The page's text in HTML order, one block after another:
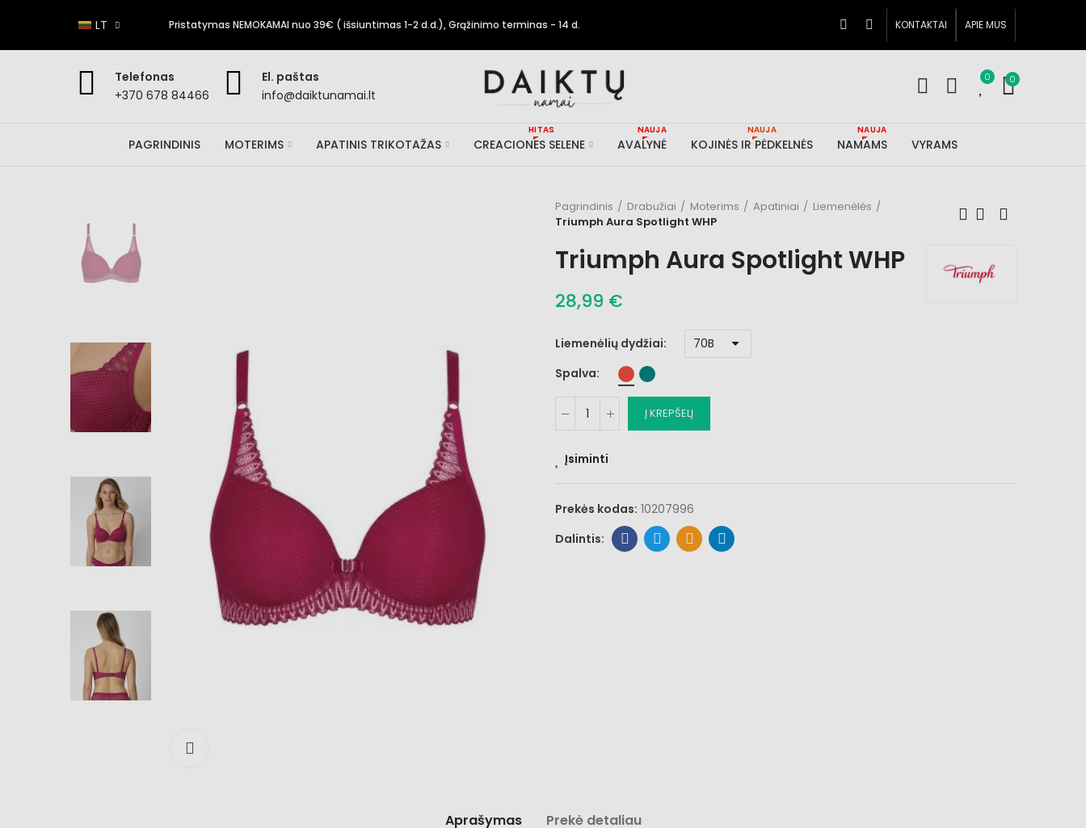
LT Pristatymas NEMOKAMAI nuo 39€ ( išsiuntimas 1-2 d.d.), Grąžinimo terminas - 14 d. KONTAKTAI APIE MUS
Telefonas
+370 678 84466
El. paštas
info@daiktunamai.lt
0 0
PAGRINDINIS MOTERIMS APATINIS TRIKOTAŽAS CREACIONES SELENE
HITAS
AVALYNĖ
NAUJA
KOJINĖS IR PĖDKELNĖS
NAUJA
NAMAMS
NAUJA
VYRAMS
Pagrindinis Drabužiai Moterims Apatiniai
Liemenėlės
Triumph Aura Spotlight WHP
Triumph Aura Spotlight WHP
28,99 €
Liemenėlių dydžiai
Spalva
Į KREPŠELĮ
Įsiminti
Prekės kodas: 10207996
Aprašymas Prekė detaliau